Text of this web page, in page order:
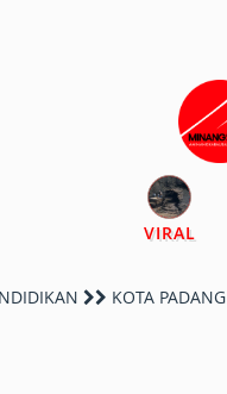
VIRAL
KOTA PADANG